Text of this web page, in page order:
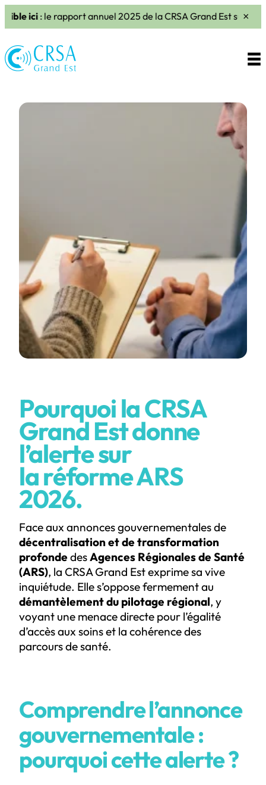
annuel 2025 de la CRSA Grand Est sur le respect des×
Pourquoi la CRSA
Grand Est donne
l’alerte sur
la réforme ARS
2026.
Face aux annonces gouvernementales de
décentralisation et de transformation
profondedesAgences Régionales de Santé
(ARS), la CRSA Grand Est exprime sa vive
inquiétude. Elle s’oppose fermement au
démantèlement du pilotage régional, y
voyant une menace directe pour l’égalité
d’accès aux soins et la cohérence des
parcours de santé.
Comprendre l’annonce
gouvernementale :
pourquoi cette alerte ?